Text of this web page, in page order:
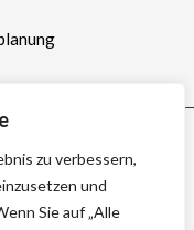
zu verbessern,
und
Sie auf „Alle